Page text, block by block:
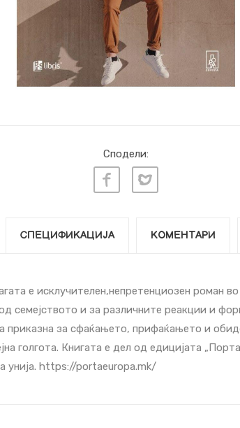
Сподели:
СПЕЦИФИКАЦИЈА КОМЕНТАРИ
е исклучителен,непретенциозен роман
семејството и за различните реакции и
приказна за сфаќањето, прифаќањето и
голгота. Книгата е дел од едицијата
унија. https://portaeuropa.mk/